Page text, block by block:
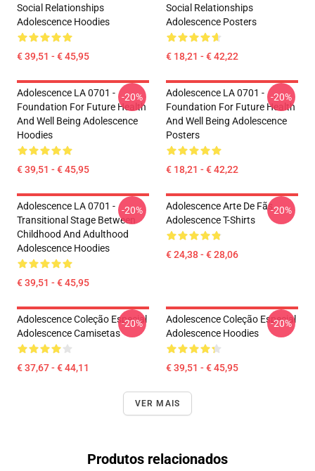
Social Relationships
Adolescence Hoodies
€ 39,51 - € 45,95
Social Relationships
Adolescence Posters
€ 18,21 - € 42,22
Adolescence LA 0701 -
Foundation For Future Health
And Well Being Adolescence
Hoodies
€ 39,51 - € 45,95
-20%
Adolescence LA 0701 -
Foundation For Future Health
And Well Being Adolescence
Posters
€ 18,21 - € 42,22
-20%
Adolescence LA 0701 -
Transitional Stage Between
Childhood And Adulthood
Adolescence Hoodies
€ 39,51 - € 45,95
-20%
Adolescence Arte De Fãs
Adolescence T-Shirts
€ 24,38 - € 28,06
-20%
Adolescence Coleção Especial
Adolescence Camisetas
€ 37,67 - € 44,11
-20%
Adolescence Coleção Especial
Adolescence Hoodies
€ 39,51 - € 45,95
-20%
VER MAIS
Produtos relacionados